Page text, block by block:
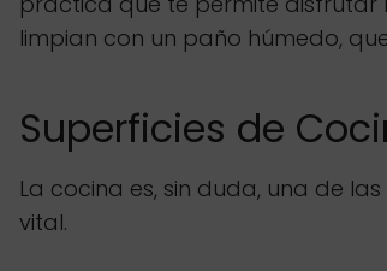
limpian con un paño húmedo,
Superficies de
La cocina es, sin duda, una de
vital.